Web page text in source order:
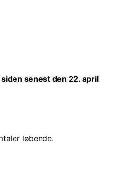
senest den 22. april
løbende.